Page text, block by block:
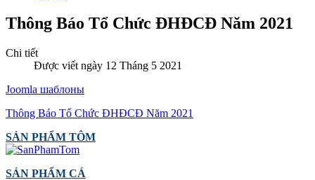
Thông Báo Tổ Chức ĐHĐCĐ Năm 2021
Chi tiết
Được viết ngày 12 Tháng 5 2021
Joomla шаблоны
Thông Báo Tổ Chức ĐHĐCĐ Năm 2021
SẢN PHẨM TÔM
SẢN PHẨM CÁ